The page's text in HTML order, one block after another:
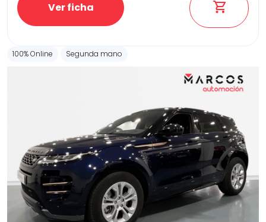
Ver ficha
100% Online Segunda mano